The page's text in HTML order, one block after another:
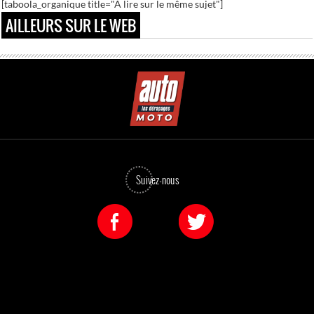
Les plus gros caprices de footballeurs
[taboola_organique title="A lire sur le même sujet"]
AILLEURS SUR LE WEB
Suivez-nous